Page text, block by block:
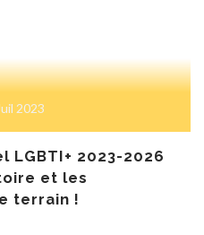
2023
LGBTI+ 2023-2026
et les
terrain !